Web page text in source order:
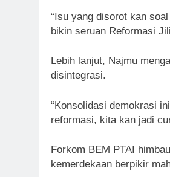
“Isu yang disorot kan
bikin seruan Reformasi
Lebih lanjut, Najmu
disintegrasi.
“Konsolidasi demokrasi
reformasi, kita kan jadi
Forkom BEM PTAI
kemerdekaan berpikir